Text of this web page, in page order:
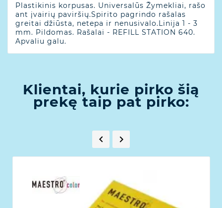
Plastikinis korpusas. Universalūs Žymekliai, rašo
ant įvairių paviršių.Spirito pagrindo rašalas
greitai džiūsta, netepa ir nenusivalo.Linija 1 - 3
mm. Pildomas. Rašalai - REFILL STATION 640.
Apvaliu galu.
Klientai, kurie pirko šią
prekę taip pat pirko:
 